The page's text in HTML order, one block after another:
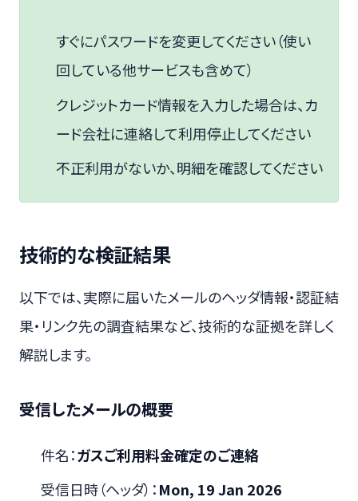
すぐにパスワードを変更してください（使い
回している他サービスも含めて）
クレジットカード情報を入力した場合は、カ
ード会社に連絡して利用停止してください
不正利用がないか、明細を確認してください
技術的な検証結果
以下では、実際に届いたメールのヘッダ情報・認証結
果・リンク先の調査結果など、技術的な証拠を詳しく
解説します。
受信したメールの概要
件名：ガスご利用料金確定のご連絡
受信日時（ヘッダ）：Mon, 19 Jan 2026